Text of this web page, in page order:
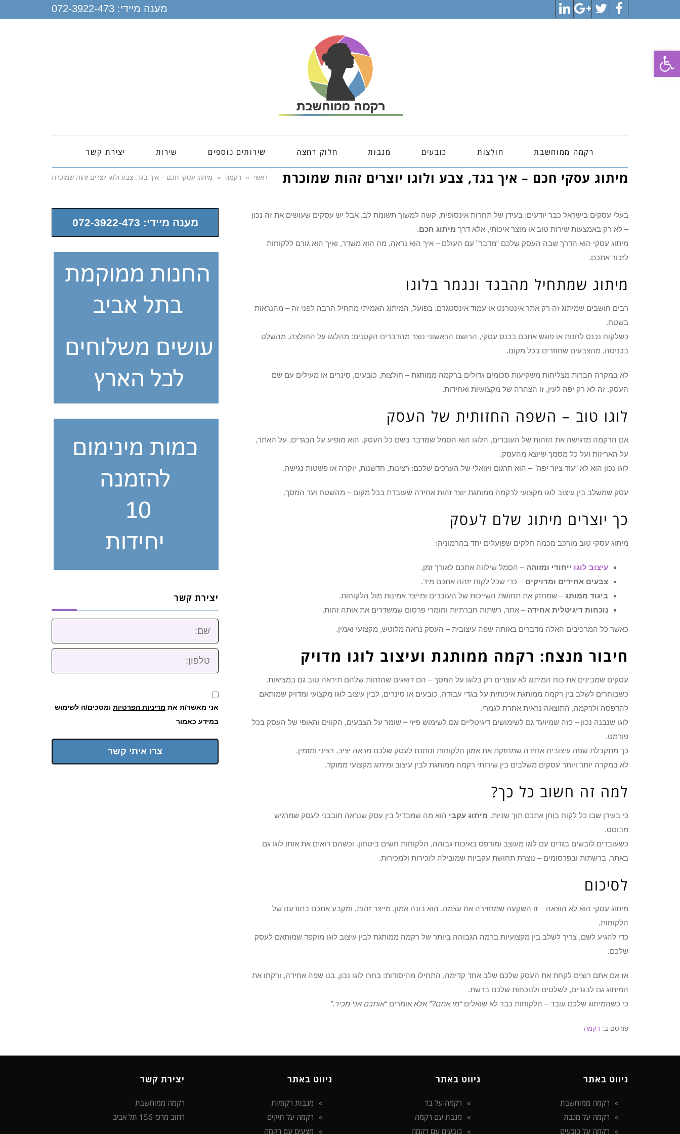
פתח סרגל נגישות
Facebook
Twitter
Google+
LinkedIn
מענה מיידי: 072-3922-473
רקמה ממוחשבת חולצות כובעים מגבות חלוק רחצה שירותים נוספים שירות יצירת קשר
מיתוג עסקי חכם – איך בגד, צבע ולוגו יוצרים זהות שמוכרת ראשי » רקמה » מיתוג עסקי חכם – איך בגד, צבע ולוגו יוצרים זהות שמוכרת
בעלי עסקים בישראל כבר יודעים: בעידן של תחרות אינסופית, קשה למשוך תשומת לב. אבל יש עסקים שעושים את זה נכון
– לא רק באמצעות שירות טוב או מוצר איכותי, אלא דרך מיתוג חכם.
מיתוג עסקי הוא הדרך שבה העסק שלכם “מדבר” עם העולם – איך הוא נראה, מה הוא משדר, ואיך הוא גורם ללקוחות
לזכור אתכם.
מיתוג שמתחיל מהבגד ונגמר בלוגו
רבים חושבים שמיתוג זה רק אתר אינטרנט או עמוד אינסטגרם. בפועל, המיתוג האמיתי מתחיל הרבה לפני זה – מהנראות
בשטח.
כשלקוח נכנס לחנות או פוגש אתכם בכנס עסקי, הרושם הראשוני נוצר מהדברים הקטנים: מהלוגו על החולצה, מהשלט
בכניסה, מהצבעים שחוזרים בכל מקום.
לא במקרה חברות מצליחות משקיעות סכומים גדולים ברקמה ממותגת – חולצות, כובעים, סינרים או מעילים עם שם
העסק. זה לא רק יפה לעין, זו הצהרה של מקצועיות ואחידות.
לוגו טוב – השפה החזותית של העסק
אם הרקמה מדגישה את הזהות של העובדים, הלוגו הוא הסמל שמדבר בשם כל העסק. הוא מופיע על הבגדים, על האתר,
על האריזות ועל כל מסמך שיוצא מהעסק.
לוגו נכון הוא לא “עוד ציור יפה” – הוא תרגום ויזואלי של הערכים שלכם: רצינות, חדשנות, יוקרה או פשטות נגישה.
עסק שמשלב בין עיצוב לוגו מקצועי לרקמה ממותגת יוצר זהות אחידה שעובדת בכל מקום – מהשטח ועד המסך.
כך יוצרים מיתוג שלם לעסק
מיתוג עסקי טוב מורכב מכמה חלקים שפועלים יחד בהרמוניה:
עיצוב לוגו ייחודי ומזוהה – הסמל שילווה אתכם לאורך זמן.
צבעים אחידים ומדויקים – כדי שכל לקוח יזהה אתכם מיד.
ביגוד ממותג– שמחזק את תחושת השייכות של העובדים ומייצר אמינות מול הלקוחות.
נוכחות דיגיטלית אחידה – אתר, רשתות חברתיות וחומרי פרסום שמשדרים את אותה זהות.
כאשר כל המרכיבים האלה מדברים באותה שפה עיצובית – העסק נראה מלוטש, מקצועי ואמין.
חיבור מנצח: רקמה ממותגת ועיצוב לוגו מדויק
עסקים שמבינים את כוח המיתוג לא עוצרים רק בלוגו על המסך – הם דואגים שהזהות שלהם תיראה טוב גם במציאות.
כשבוחרים לשלב בין רקמה ממותגת איכותית על בגדי עבודה, כובעים או סינרים, לבין עיצוב לוגו מקצועי ומדויק שמותאם
להדפסה ולרקמה, התוצאה נראית אחרת לגמרי.
לוגו שנבנה נכון – כזה שמיועד גם לשימושים דיגיטליים וגם לשימוש פיזי – שומר על הצבעים, הקווים והאופי של העסק בכל
פורמט.
כך מתקבלת שפה עיצובית אחידה שמחזקת את אמון הלקוחות ונותנת לעסק שלכם מראה יציב, רציני ומזמין.
לא במקרה יותר ויותר עסקים משלבים בין שירותי רקמה ממותגת לבין עיצוב ומיתוג מקצועי ממוקד.
למה זה חשוב כל כך?
כי בעידן שבו כל לקוח בוחן אתכם תוך שניות, מיתוג עקבי הוא מה שמבדיל בין עסק שנראה חובבני לעסק שמרגיש
מבוסס.
כשעובדים לובשים בגדים עם לוגו מעוצב ומודפס באיכות גבוהה, הלקוחות חשים ביטחון. וכשהם רואים את אותו לוגו גם
באתר, ברשתות ובפרסומים – נוצרת תחושת עקביות שמובילה לזכירות ולמכירות.
לסיכום
מיתוג עסקי הוא לא הוצאה – זו השקעה שמחזירה את עצמה. הוא בונה אמון, מייצר זהות, ומקבע אתכם בתודעה של
הלקוחות.
כדי להגיע לשם, צריך לשלב בין מקצועיות ברמה הגבוהה ביותר של רקמה ממותגת לבין עיצוב לוגו מוקפד שמותאם לעסק
שלכם.
אז אם אתם רוצים לקחת את העסק שלכם שלב אחד קדימה, התחילו מהיסודות: בחרו לוגו נכון, בנו שפה אחידה, ורקחו את
המיתוג גם לבגדים, לשלטים ולנוכחות שלכם ברשת.
כי כשהמיתוג שלכם עובד – הלקוחות כבר לא שואלים“מי אתם?” אלא אומרים“אותכם אני מכיר.”
פורסם ב: רקמה
מענה מיידי: 072-3922-473
יצירת קשר
שם:
טלפון:
אני מאשר/ת את מדיניות הפרטיות ומסכים/ה לשימוש
במידע כאמור
צרו איתי קשר
ניווט באתר
רקמה ממוחשבת
רקמה על מגבת
רקמה על כובעים
ניווט באתר
רקמה על בד
מגבת עם רקמה
כובעים עם רקמה
ניווט באתר
מגבות רקומות
רקמה על תיקים
מצעים עם רקמה
יצירת קשר
רקמה ממוחשבת
רחוב מרכז 156 תל אביב